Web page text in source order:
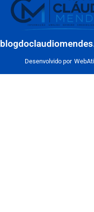
Desenvolvido por